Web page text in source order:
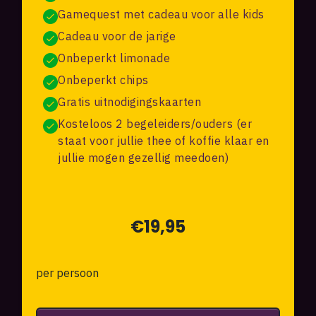
Gamequest met cadeau voor alle kids
Cadeau voor de jarige
Onbeperkt limonade
Onbeperkt chips
Gratis uitnodigingskaarten
Kosteloos 2 begeleiders/ouders (er
staat voor jullie thee of koffie klaar en
jullie mogen gezellig meedoen)
€19,95
per persoon